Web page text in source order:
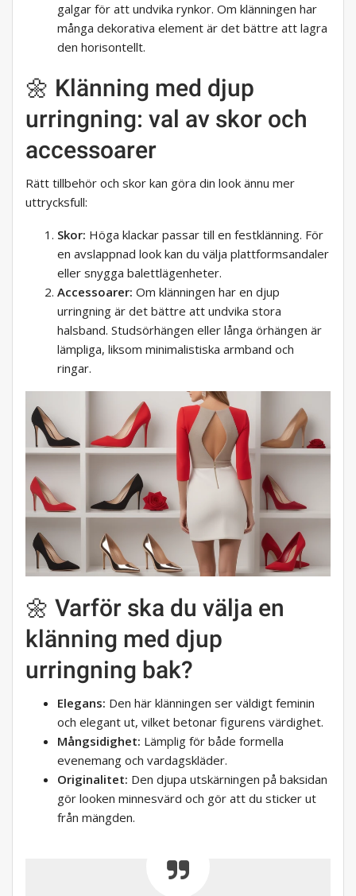
galgar för att undvika rynkor. Om klänningen har
många dekorativa element är det bättre att lagra
den horisontellt.
🌼 Klänning med djup
urringning: val av skor och
accessoarer
Rätt tillbehör och skor kan göra din look ännu mer
uttrycksfull:
Skor: Höga klackar passar till en festklänning. För
en avslappnad look kan du välja plattformsandaler
eller snygga balettlägenheter.
Accessoarer: Om klänningen har en djup
urringning är det bättre att undvika stora
halsband. Studsörhängen eller långa örhängen är
lämpliga, liksom minimalistiska armband och
ringar.
🌼 Varför ska du välja en
klänning med djup
urringning bak?
Elegans: Den här klänningen ser väldigt feminin
och elegant ut, vilket betonar figurens värdighet.
Mångsidighet: Lämplig för både formella
evenemang och vardagskläder.
Originalitet: Den djupa utskärningen på baksidan
gör looken minnesvärd och gör att du sticker ut
från mängden.